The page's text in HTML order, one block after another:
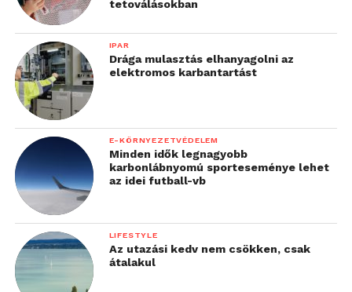
válaszra, és ne érezzük rögtön megbántva
magunkat, ha késik a másik reakciója. Skultéti
Katalin, klinikai pszichológus szerint a realitás
talaján kell értékelni a mobilon kapott reakciókat.
„Nem szabad átesni a ló
túloldalára, azaz
nagyobb jelentőséget
tulajdonítani a
válaszhiánynak, mint
amennyit valóban
érdemel. Az
tetoválásokban
IPAR
Drága mulasztás elhanyagolni az
elektromos karbantartást
E-KÖRNYEZETVÉDELEM
Minden idők legnagyobb
karbonlábnyomú sporteseménye lehet
az idei futball-vb
LIFESTYLE
Az utazási kedv nem csökken, csak
átalakul